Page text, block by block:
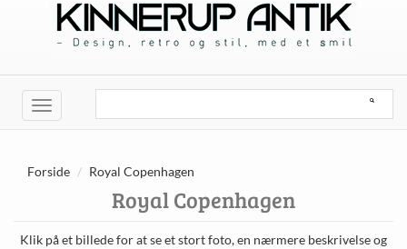
Toggle
navigation
Forside Royal Copenhagen
Royal Copenhagen
Klik på et billede for at se et stort foto, en nærmere beskrivelse og